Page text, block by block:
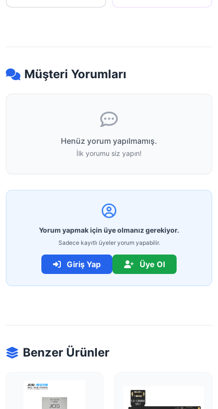
Müşteri Yorumları
Henüz yorum yapılmamış.
İlk yorumu siz yapın!
Yorum yapmak için üye olmanız gerekiyor.
Sadece kayıtlı üyeler yorum yapabilir.
Giriş Yap Üye Ol
Benzer Ürünler